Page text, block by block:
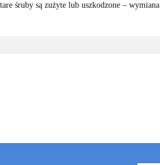
śruby są zużyte lub uszkodzone –